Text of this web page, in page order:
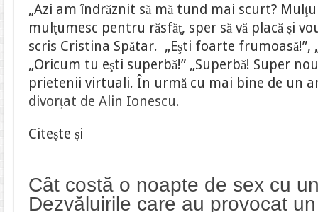
„Azi am îndrăznit să mă tund mai scurt?
mulţumesc pentru răsfăţ, sper să vă placă şi
scris Cristina Spătar. „Eşti foarte frumoasă!”,
„Oricum tu eşti superbă!” „Superbă! Super
prietenii virtuali. În urmă cu mai bine de un
divorțat de Alin Ionescu.
Citește și
Cât costă o noapte de sex cu
Dezvăluirile care au provocat